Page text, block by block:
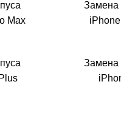
Max
Замена
Замена